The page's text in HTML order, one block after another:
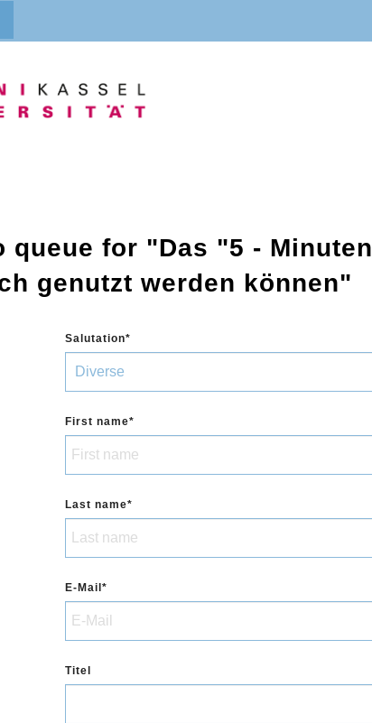
queue for "Das "5 -
genutzt werden können"
Salutation
First name
Last name
E-Mail
Titel